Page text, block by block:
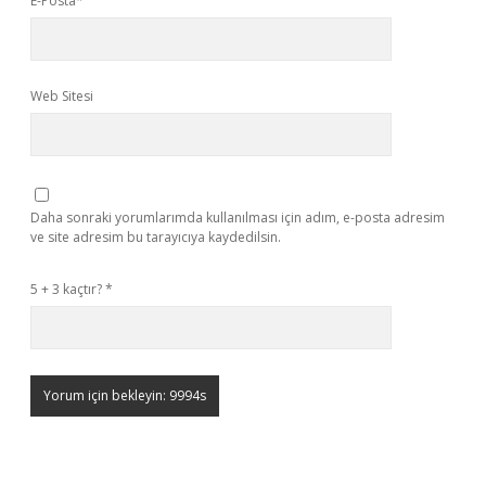
Web Sitesi
Daha sonraki yorumlarımda kullanılması için adım, e-posta adresim
ve site adresim bu tarayıcıya kaydedilsin.
5 + 3 kaçtır?*